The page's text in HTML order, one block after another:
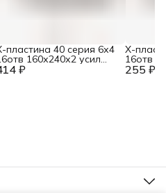
₽
пластина 40 серия 6х4
160х240х2 усил
255 ₽
Х-
16отв
RAL9006